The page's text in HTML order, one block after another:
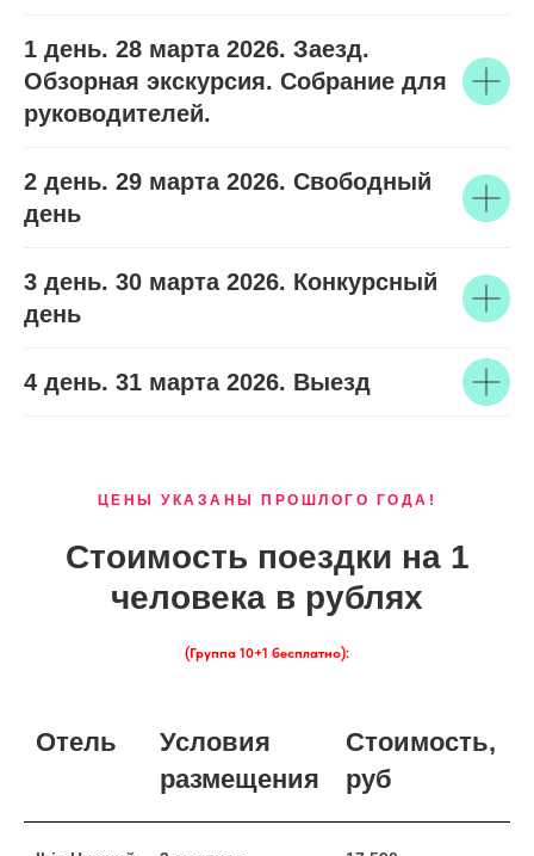
1 день. 28 марта 2026. Заезд.
Обзорная экскурсия. Собрание для
руководителей.
2 день. 29 марта 2026. Свободный
день
3 день. 30 марта 2026. Конкурсный
день
4 день. 31 марта 2026. Выезд
ЦЕНЫ УКАЗАНЫ ПРОШЛОГО ГОДА!
Стоимость поездки на 1
человека в рублях
(Группа 10+1 бесплатно):
Отель
Условия
размещения
Стоимость,
руб